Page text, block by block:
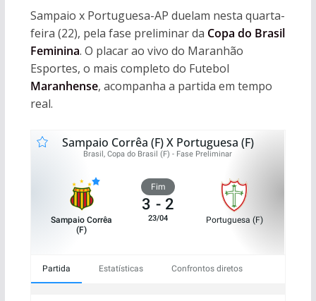
Sampaio x Portuguesa-AP duelam nesta quarta-
feira (22), pela fase preliminar da Copa do Brasil
Feminina. O placar ao vivo do Maranhão
Esportes, o mais completo do Futebol
Maranhense, acompanha a partida em tempo
real.
Sampaio Corrêa (F) X Portuguesa (F)
Brasil, Copa do Brasil (F) - Fase Preliminar
Sampaio Corrêa
(F)
Fim
3 - 2
23/04 Portuguesa (F)
Partida Estatísticas Confrontos diretos